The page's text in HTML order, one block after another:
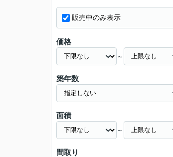
販売中のみ表示
価格
～
築年数
面積
～
間取り